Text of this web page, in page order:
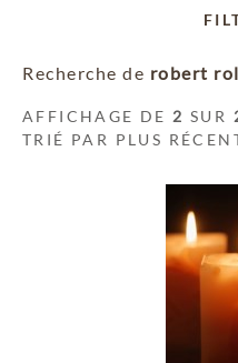
Recherche de robert
AFFICHAGE DE 2 SUR
TRIÉ PAR PLUS